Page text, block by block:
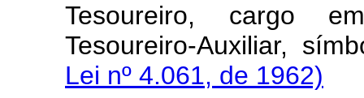
Tesoureiro, cargo
Tesoureiro-Auxiliar,
Lei nº 4.061, de 1962)